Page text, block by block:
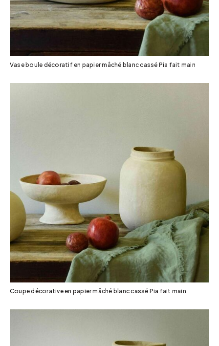
Vase boule décoratif en papier mâché blanc cassé Pia fait main
Coupe décorative en papier mâché blanc cassé Pia fait main